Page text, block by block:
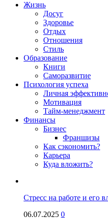
Жизнь
Досуг
Здоровье
Отдых
Отношения
Стиль
Образование
Книги
Саморазвитие
Психология успеха
Личная
Мотивация
Тайм-менеджмент
Финансы
Бизнес
Франшизы
Как сэкономить?
Карьера
Куда вложить?
Стресс на работе и его
06.07.2025 0